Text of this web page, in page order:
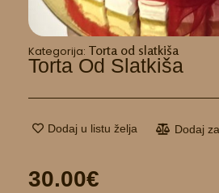
Kategorija: Torta od slatkiša
Torta Od Slatkiša
Dodaj u listu želja Dodaj
30.00€